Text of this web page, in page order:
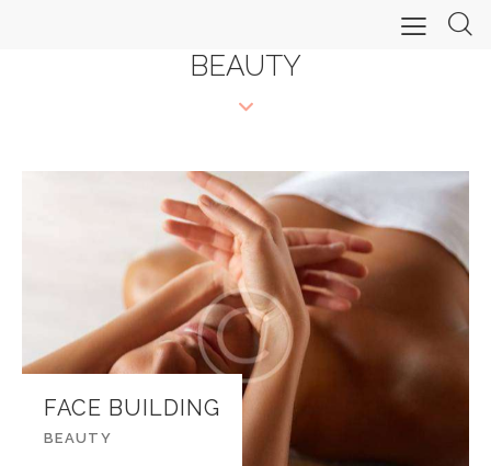
BEAUTY
FACE BUILDING
BEAUTY